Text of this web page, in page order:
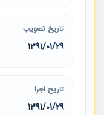
تاریخ تصویب
1391/01/29
تاریخ اجرا
1391/01/29